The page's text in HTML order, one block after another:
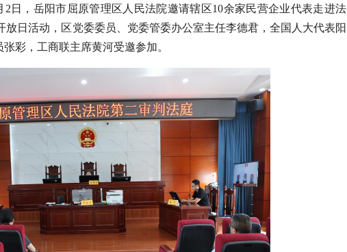
日，岳阳市屈原管理区人民法院邀请辖区10余家民营企业代表走进法
放日活动，区党委委员、党委管委办公室主任李德君，全国人大代表阳
彩，工商联主席黄河受邀参加。